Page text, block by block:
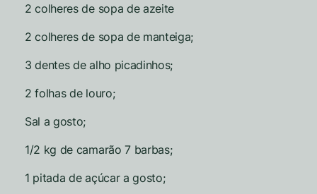
2 colheres de sopa de azeite
2 colheres de sopa de manteiga;
3 dentes de alho picadinhos;
2 folhas de louro;
Sal a gosto;
1/2 kg de camarão 7 barbas;
1 pitada de açúcar a gosto;